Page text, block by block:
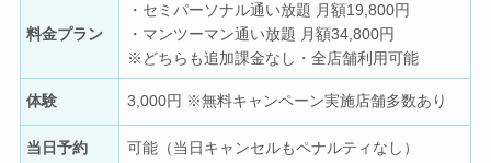
料金プラン
・セミパーソナル通い放題 月額19,800円
・マンツーマン通い放題 月額34,800円
※どちらも追加課金なし・全店舗利用可能
体験 3,000円 ※無料キャンペーン実施店舗多数あり
当日予約 可能（当日キャンセルもペナルティなし）